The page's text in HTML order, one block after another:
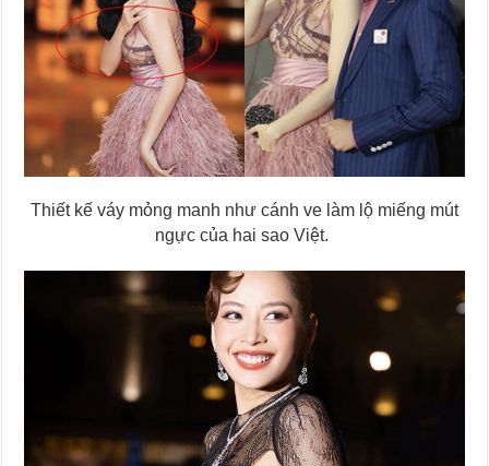
Thiết kế váy mỏng manh như cánh ve làm lộ miếng mút
ngực của hai sao Việt.